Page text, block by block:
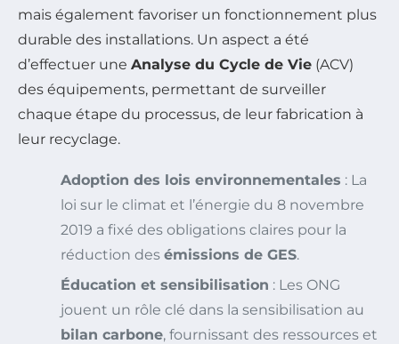
mais également favoriser un fonctionnement plus
durable des installations. Un aspect a été
d’effectuer une Analyse du Cycle de Vie (ACV)
des équipements, permettant de surveiller
chaque étape du processus, de leur fabrication à
leur recyclage.
Adoption des lois environnementales : La
loi sur le climat et l’énergie du 8 novembre
2019 a fixé des obligations claires pour la
réduction des émissions de GES.
Éducation et sensibilisation : Les ONG
jouent un rôle clé dans la sensibilisation au
bilan carbone, fournissant des ressources et